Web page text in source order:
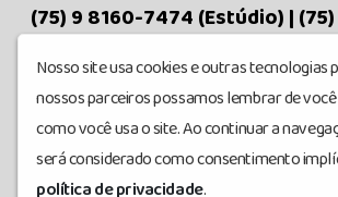
Nosso site usa cookies e outras tecnologias
nossos parceiros possamos lembrar de
como você usa o site. Ao continuar a
será considerado como consentimento
política de privacidade.
(75) 9 8160-7474 (Estúdio) |
@estacaofm101.9 |
Oliveira Santos, 20, Empresarial
da Silva, 1º andar, Sala 18 –